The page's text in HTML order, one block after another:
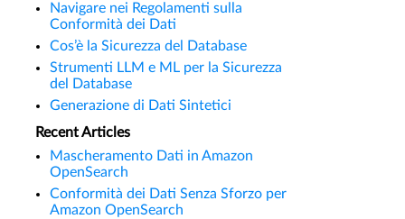
Navigare nei Regolamenti sulla
Conformità dei Dati
Cos’è la Sicurezza del Database
Strumenti LLM e ML per la Sicurezza
del Database
Generazione di Dati Sintetici
Recent Articles
Mascheramento Dati in Amazon
OpenSearch
Conformità dei Dati Senza Sforzo per
Amazon OpenSearch